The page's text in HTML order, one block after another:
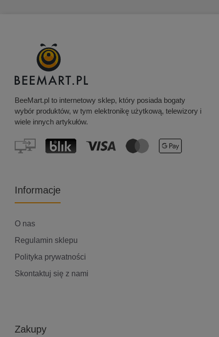
BeeMart.pl to internetowy sklep, który posiada bogaty
wybór produktów, w tym elektronikę użytkową, telewizory i
wiele innych artykułów.
Informacje
O nas
Regulamin sklepu
Polityka prywatności
Skontaktuj się z nami
Zakupy